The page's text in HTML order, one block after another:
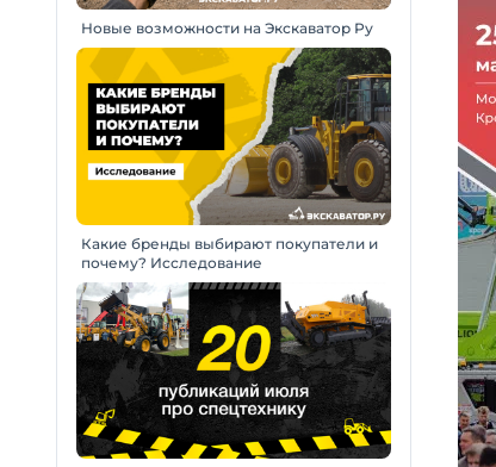
Новые возможности на Экскаватор Ру
Какие бренды выбирают покупатели и
почему? Исследование